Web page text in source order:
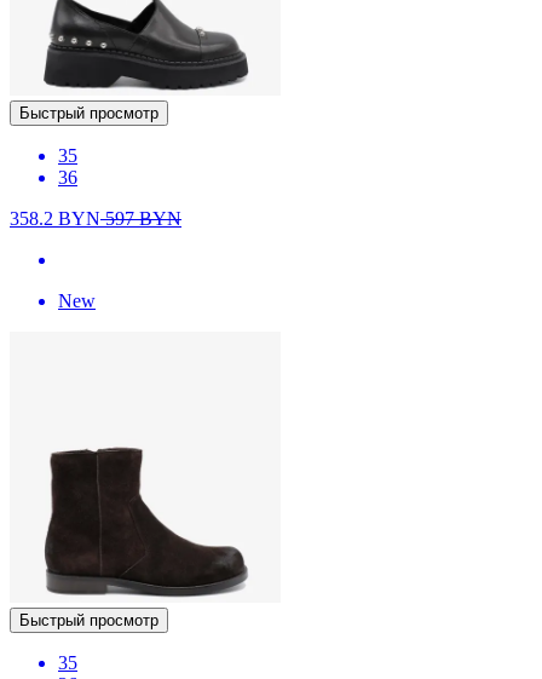
Быстрый просмотр
35
36
358.2 BYN597BYN
New
Быстрый просмотр
35